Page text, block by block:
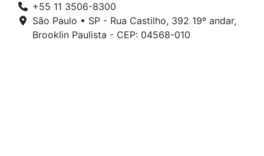
+55 11 3506-8300
São Paulo • SP - Rua Castilho, 392 19º andar,
Brooklin Paulista - CEP: 04568-010